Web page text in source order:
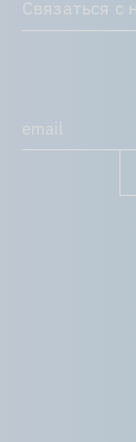
Связаться с